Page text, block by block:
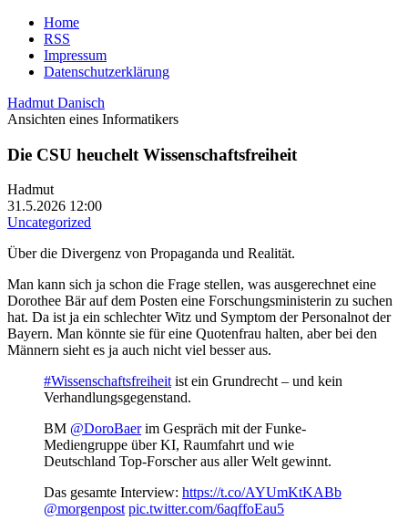
Home
RSS
Impressum
Datenschutzerklärung
Hadmut Danisch
Ansichten eines Informatikers
Die CSU heuchelt Wissenschaftsfreiheit
Hadmut
31.5.2026 12:00
Uncategorized
Über die Divergenz von Propaganda und Realität.
Man kann sich ja schon die Frage stellen, was ausgerechnet eine
Dorothee Bär auf dem Posten eine Forschungsministerin zu suchen
hat. Da ist ja ein schlechter Witz und Symptom der Personalnot der
Bayern. Man könnte sie für eine Quotenfrau halten, aber bei den
Männern sieht es ja auch nicht viel besser aus.
#Wissenschaftsfreiheitist ein Grundrecht – und kein
Verhandlungsgegenstand.
BM @DoroBaerim Gespräch mit der Funke-
Mediengruppe über KI, Raumfahrt und wie
Deutschland Top-Forscher aus aller Welt gewinnt.
Das gesamte Interview: https://t.co/AYUmKtKABb
@morgenpost pic.twitter.com/6aqffoEau5